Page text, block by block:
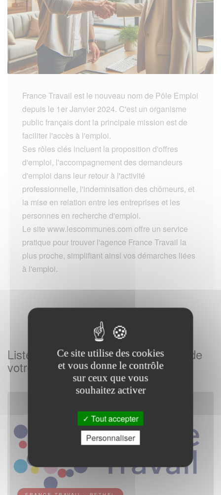
France Travail est le nouveau nom de Pôle Emploi
depuis le 1er Janvier 2024. C'est un organisme
public français dont la principale mission est de
faciliter l'accès à l'emploi.
Ses rôles clés incluent la proposition d'offres
d'emploi, l'accompagnement des demandeurs
d'emploi dans leur retour à l'activité
professionnelle, l'indemnisation des chômeurs, et
la mise en relation entre les entreprises et les
personnes en recherche d'emploi.
Le site www.lescommunes.com offre un service
pratique pour trouver l'agence France Travail la
plus proche, simplifiant ainsi vos démarches liées
à l'emploi.
Listes des Agences France Travail de
votre commune
Ce site utilise des cookies
et vous donne le contrôle
sur ceux que vous
souhaitez activer
Tout accepter
Personnaliser